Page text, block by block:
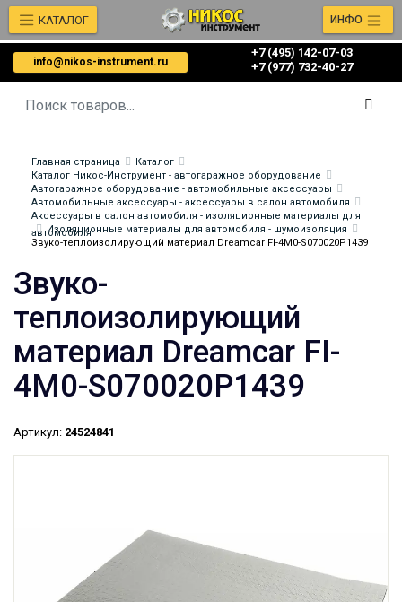
info@nikos-instrument.ru
+7 (495) 142-07-03
‎‎+7 (977) 732-40-27
КАТАЛОГ ИНФО
Главная страница
Каталог
Каталог Никос-Инструмент - автогаражное оборудование
Автогаражное оборудование - автомобильные аксессуары
Автомобильные аксессуары - аксессуары в салон автомобиля
Аксессуары в салон автомобиля - изоляционные материалы для
автомобиля
Изоляционные материалы для автомобиля - шумоизоляция
Звуко-теплоизолирующий материал Dreamcar FI-4M0-S070020P1439
Звуко-
теплоизолирующий
материал Dreamcar FI-
4M0-S070020P1439
Артикул: 24524841